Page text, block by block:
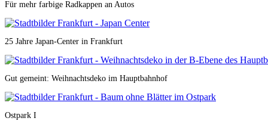
Für mehr farbige Radkappen an Autos
25 Jahre Japan-Center in Frankfurt
Gut gemeint: Weihnachtsdeko im Hauptbahnhof
Ostpark I